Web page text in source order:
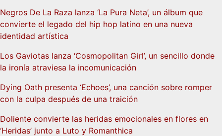
Negros De La Raza lanza ‘La Pura Neta’, un álbum que
convierte el legado del hip hop latino en una nueva
identidad artística
Los Gaviotas lanza ‘Cosmopolitan Girl’, un sencillo donde
la ironía atraviesa la incomunicación
Dying Oath presenta ‘Echoes’, una canción sobre romper
con la culpa después de una traición
Doliente convierte las heridas emocionales en flores en
‘Heridas’ junto a Luto y Romanthica